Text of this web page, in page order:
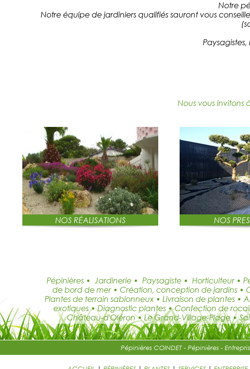
Notre
Notre équipe de jardiniers qualifiés sauront vous
Nous vous
NOS RÉALISATIONS NOS
Pépinières • Jardinerie • Paysagiste • Horticulteur •
de bord de mer • Création, conception de jardins •
Plantes de terrain sablonneux • Livraison de plantes
exotiques • Diagnostic plantes • Confection de
Château-d'Oléron • Le Grand-Village-Plage •
Pépinières COINDET - Pépinières -